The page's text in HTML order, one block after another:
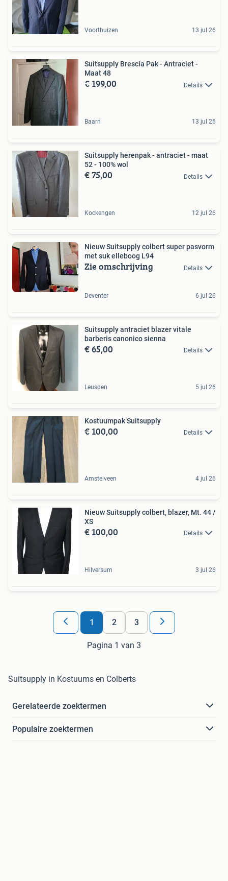
Voorthuizen 13 jul 26
Suitsupply Brescia Pak - Antraciet -
Maat 48
€ 199,00 Details
Baarn 13 jul 26
Suitsupply herenpak - antraciet - maat
52 - 100% wol
€ 75,00 Details
Kockengen 12 jul 26
Nieuw Suitsupply colbert super pasvorm
met suk elleboog L94
Zie omschrijving Details
Deventer 6 jul 26
Suitsupply antraciet blazer vitale
barberis canonico sienna
€ 65,00 Details
Leusden 5 jul 26
Kostuumpak Suitsupply
€ 100,00 Details
Amstelveen 4 jul 26
Nieuw Suitsupply colbert, blazer, Mt. 44 /
XS
€ 100,00 Details
Hilversum 3 jul 26
1 2 3
Pagina 1 van 3
Suitsupply in Kostuums en Colberts
Gerelateerde zoektermen
Populaire zoektermen